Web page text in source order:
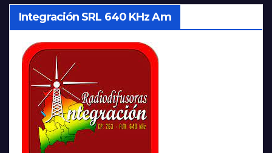
Integración SRL 640 KHz Am